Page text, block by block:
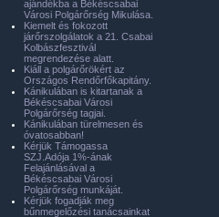
ajándékba a Békéscsabai
Városi Polgárőrség Mikulása.
Kiemelt és fokozott
járőrszolgálatok a 21. Csabai
Kolbászfesztivál
megrendezése alatt.
Kiáll a polgárőrökért az
Országos Rendőrfőkapitány.
Kánikulában is kitartanak a
Békéscsabai Városi
Polgárőrség tagjai.
Kánikulában türelmesen és
óvatosabban!
Kérjük Támogassa
SZJ.Adója 1%-ának
Felajánlásával a
Békéscsabai Városi
Polgárőrség munkáját.
Kérjük fogadják meg
bűnmegelőzési tanácsainkat